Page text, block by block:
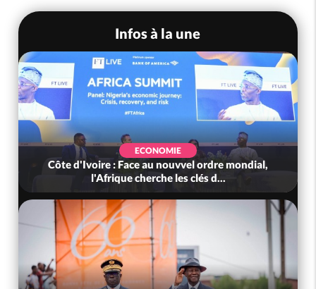
Infos à la une
SOCIÉTÉ
Côte d'Ivoire : Indépendance, le GNL Apalo
Touré aux Gendarmes : « Renouvel...